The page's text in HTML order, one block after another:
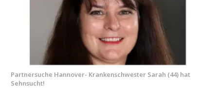
Partnersuche Hannover- Krankenschwester Sarah (44) hat
Sehnsucht!